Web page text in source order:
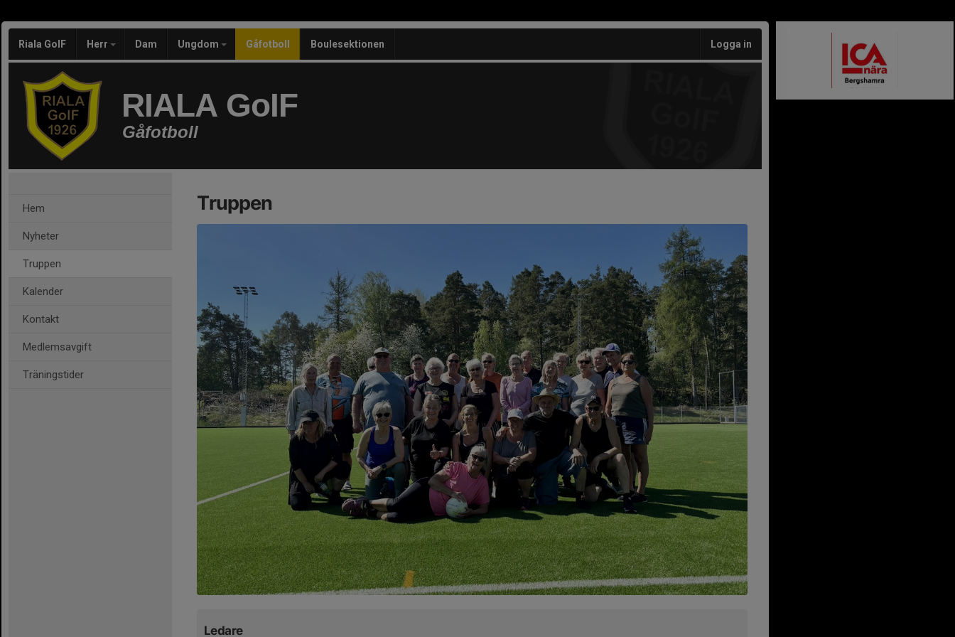
Riala GoIF Herr Dam Ungdom Gåfotboll Boulesektionen Logga in
RIALA GoIF
Gåfotboll
Hem
Nyheter
Truppen
Kalender
Kontakt
Medlemsavgift
Träningstider
Truppen
Ledare